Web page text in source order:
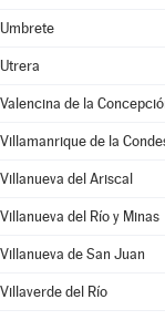
Umbrete
Utrera
Valencina de la
Villamanrique de la
Villanueva del Ariscal
Villanueva del Río y Minas
Villanueva de San Juan
Villaverde del Río